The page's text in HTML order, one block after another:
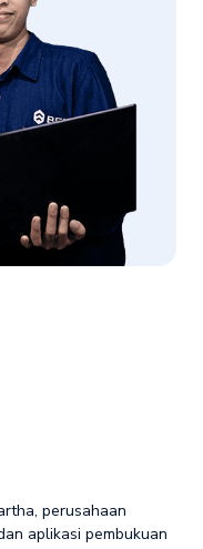
perusahaan
aplikasi pembukuan